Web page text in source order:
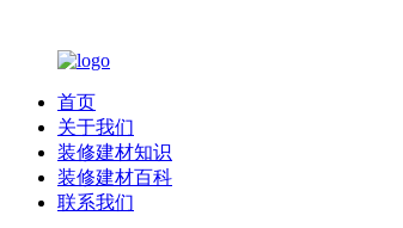
首页
关于我们
装修建材知识
装修建材百科
联系我们